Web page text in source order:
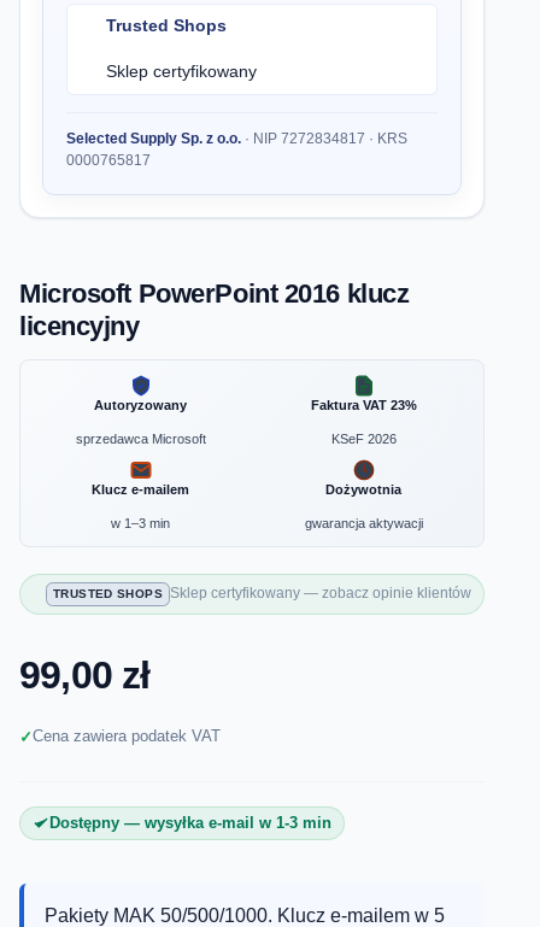
Trusted Shops
Sklep certyfikowany
Selected Supply Sp. z o.o. · NIP 7272834817 · KRS
0000765817
Microsoft PowerPoint 2016 klucz
licencyjny
99,00 zł
Cena zawiera podatek VAT
Dostępny — wysyłka e-mail w 1-3 min
Autoryzowany
sprzedawca Microsoft
Faktura VAT 23%
KSeF 2026
Klucz e-mailem
w 1–3 min
Dożywotnia
gwarancja aktywacji
TRUSTED SHOPS Sklep certyfikowany — zobacz opinie klientów
Pakiety MAK 50/500/1000. Klucz e-mailem w 5